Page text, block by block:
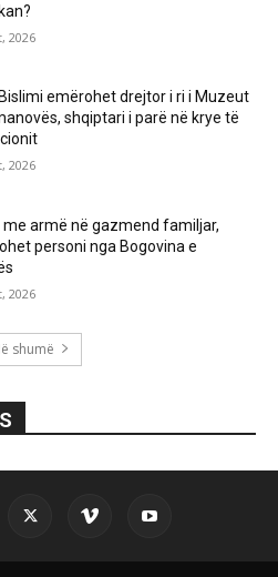
2026
emërohet drejtor i ri i Muzeut
shqiptari i parë në krye të
2026
me armë në gazmend familjar,
personi nga Bogovina e
2026
shumë